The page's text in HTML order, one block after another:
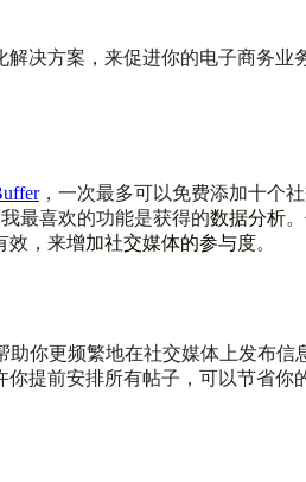
决方案，来促进你的电子商务业
，一次最多可以免费添加十个
最喜欢的功能是获得的数据分析
效，来增加社交媒体的参与度。
你更频繁地在社交媒体上发布
提前安排所有帖子，可以节省